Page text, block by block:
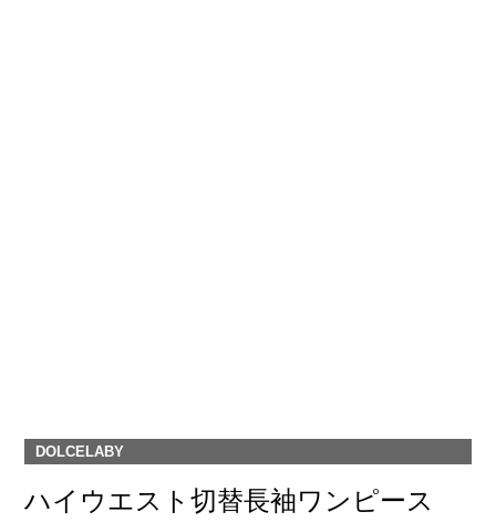
DOLCELABY
ハイウエスト切替長袖ワンピース